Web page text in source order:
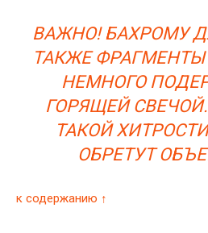
ВАЖНО! БАХРОМУ
ТАКЖЕ
НЕМНОГО
ГОРЯЩЕЙ
ТАКОЙ
ОБРЕТУТ
к содержанию ↑